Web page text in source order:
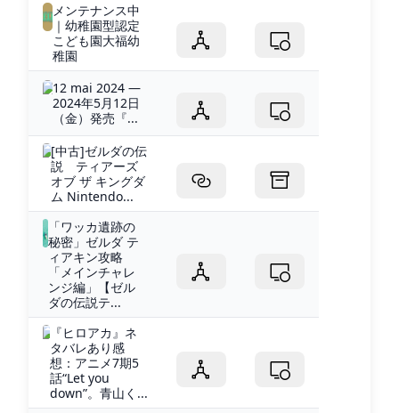
メンテナンス中
｜幼稚園型認定
こども園大福幼
稚園
12 mai 2024 —
2024年5月12日
（金）発売『...
[中古]ゼルダの伝
説 ティアーズ
オブ ザ キングダ
ム Nintendo...
「ワッカ遺跡の
秘密」ゼルダ テ
ィアキン攻略
「メインチャレ
ンジ編」【ゼル
ダの伝説テ...
『ヒロアカ』ネ
タバレあり感
想：アニメ7期5
話“Let you
down”。青山く...